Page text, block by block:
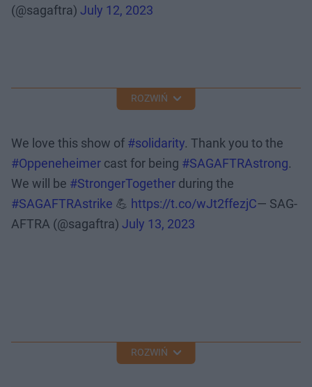
(@sagaftra) July 12, 2023
ROZWIŃ
We love this show of #solidarity. Thank you to the
#Oppeneheimer cast for being #SAGAFTRAstrong.
We will be #StrongerTogether during the
#SAGAFTRAstrike 💪 https://t.co/wJt2ffezjC— SAG-
AFTRA (@sagaftra) July 13, 2023
ROZWIŃ